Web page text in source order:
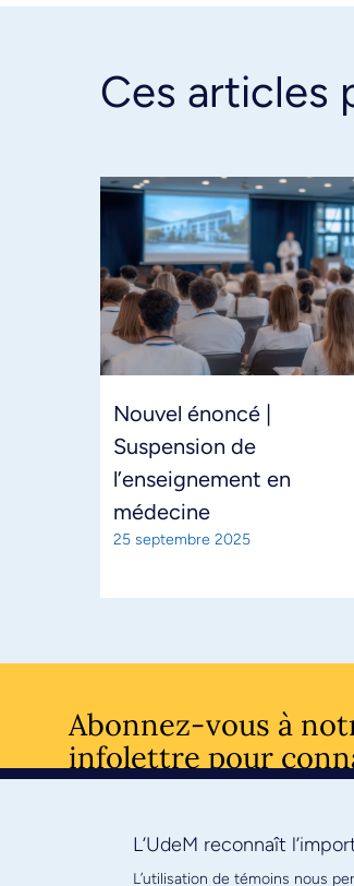
Ces articles
Nouvel énoncé |
Suspension de
l’enseignement en
médecine
25 septembre 2025
Abonnez-vous à
infolettre pour
l’actualité facultaire
L’UdeM reconnaît
L’utilisation de témoins nous